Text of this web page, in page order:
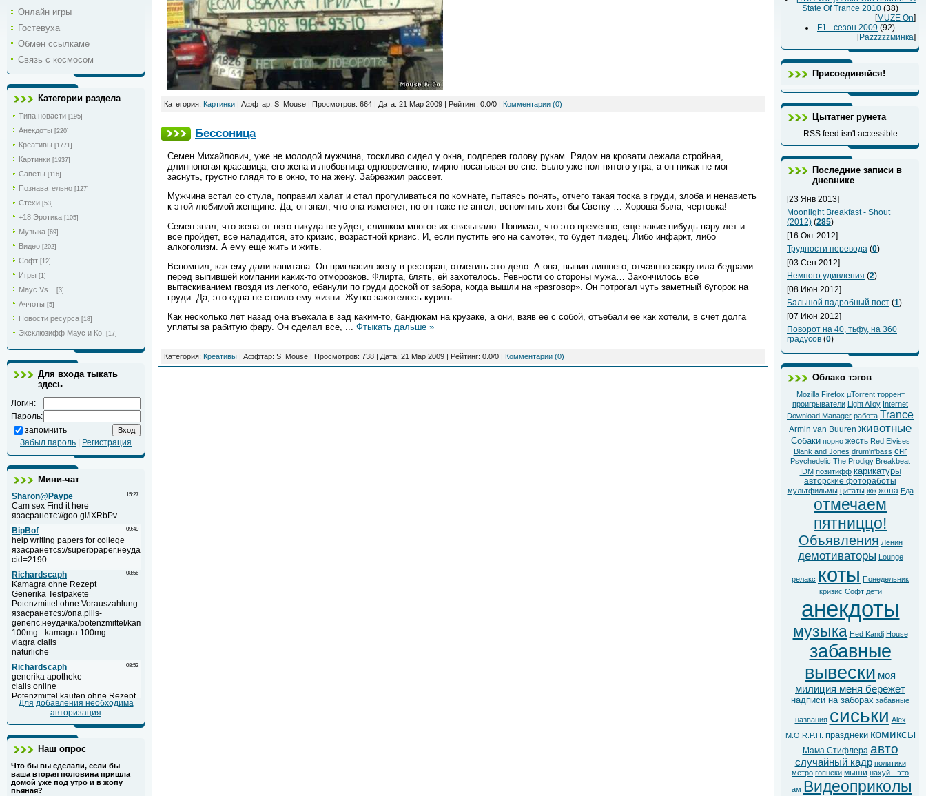
Онлайн игры
Гостевуха
Обмен ссылкаме
Связь с космосом
Категории раздела
Типа новасти [195]
Анекдоты [220]
Креативы [1771]
Картинки [1937]
Саветы [116]
Познавательно [127]
Стехи [53]
+18 Эротика [105]
Музыка [69]
Видео [202]
Софт [12]
Игры [1]
Маус Vs... [3]
Аччоты [5]
Новости ресурса [18]
Эксклюзифф Маус и Ко. [17]
Для входа тыкать
здесь
Логин:
Пароль:
запомнить
Забыл пароль
Регистрация
Мини-чат
Для добавления необходима
авторизация
Наш опрос
Что бы вы сделали, если бы
ваша вторая половина пришла
домой уже под утро и в жопу
пьяная?
Категория: Картинки | Аффтар: S_Mouse | Просмотров: 664 | Дата: 21 Мар 2009 | Рейтинг: 0.0/0 | Комментарии (0)
Бессоница
Семен Михайлович, уже не молодой мужчина, тоскливо сидел у окна, подперев голову рукам. Рядом на кровати лежала стройная,
длинноногая красавица, его жена и любовница одновременно, мирно посапывая во сне. Было уже пол пятого утра, а он никак не мог
заснуть, грустно глядя то в окно, то на жену. Забрезжил рассвет.
Мужчина встал со стула, поправил халат и стал прогуливаться по комнате, пытаясь понять, отчего такая тоска в груди, злоба и ненависть
к этой любимой женщине. Да, он знал, что она изменяет, но он тоже не ангел, вспомнить хотя бы Светку … Хороша была, чертовка!
Семен знал, что жена от него никуда не уйдет, слишком многое их связывало. Понимал, что это временно, еще какие-нибудь пару лет и
все пройдет, все наладится, это кризис, возрастной кризис. И, если пустить его на самотек, то будет пиздец. Либо инфаркт, либо
алкоголизм. А ему еще жить и жить.
Вспомнил, как ему дали капитана. Он пригласил жену в ресторан, отметить это дело. А она, выпив лишнего, отчаянно закрутила бедрами
перед выпившей компании каких-то отморозков. Флирта, блять, ей захотелось. Ревности со стороны мужа… Закончилось все
вытаскиванием гвоздя из легкого, ебанули по груди доской от забора, когда вышли на «разговор». Он потрогал чуть заметный бугорок на
груди. Да, это едва не стоило ему жизни. Жутко захотелось курить.
Как несколько лет назад она въехала в зад каким-то, бандюкам на крузаке, а они, взяв ее с собой, отъебали ее как хотели, в счет долга
уплаты за рабитую фару. Он сделал все, ... Фтыкать дальше »
Категория: Креативы | Аффтар: S_Mouse | Просмотров: 738 | Дата: 21 Мар 2009 | Рейтинг: 0.0/0 | Комментарии (0)
State Of Trance 2010 (38)
[MUZE On]
F1 - сезон 2009 (92)
[Раzzzzzминка]
Присоединяйся!
Цытатнег рунета
RSS feed isn't accessible
Последние записи в
дневнике
[23 Янв 2013]
Moonlight Breakfast - Shout
(2012) (285)
[16 Окт 2012]
Трудности перевода (0)
[03 Сен 2012]
Немного удивления (2)
[08 Июн 2012]
Бальшой падробный пост (1)
[07 Июн 2012]
Поворот на 40, тьфу, на 360
градусов (0)
Облако тэгов
Mozilla Firefox µTorrent торрент
проигрыватели Light Alloy Internet
Download Manager работа Trance
Armin van Buuren животные
Собаки порно жесть Red Elvises
Blank and Jones drum'n'bass снг
Psychedelic The Prodigy Breakbeat
IDM позитифф карикатуры
авторские фотоработы
мультфильмы цитаты жж жопа Еда
отмечаем
пятниццо!
Объявления Ленин
демотиваторы Lounge
релакс коты Понедельник
кризис Софт дети
анекдоты
музыка Hed Kandi House
забавные
вывески моя
милиция меня бережет
надписи на заборах забавные
названия сиськи Alex
M.O.R.P.H.
празднеки комиксы
Мама Стифлера авто
случайный кадр политики
метро гопнеки мыши нахуй - это
там Видеоприколы